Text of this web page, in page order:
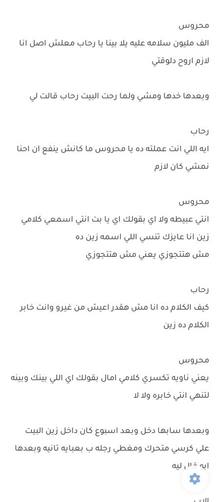
محروس
الف مليون سلامه عليه يلا بينا يا رحاب معلش اصل انا
لازم اروح دلوقتي
وبعدها خدها ومشي ولما رحت البيت رحاب قالت لي
رحاب
ايه اللي انت عملته ده يا محروس ما كانش ينفع ان احنا
نمشي كان لازم
محروس
انتي عبيطه ولا اي بقولك اي يا بت انتي اسمعي كلامي
زين انا عايزك تنسي اللي اسمه زين ده
مش هتتجوزي يعني مش هتتجوزي
رحاب
كيف الكلام ده انا مش هقدر اعيش من غيرو وانت خابر
الكلام ده زين
محروس
يعني ناويه تكسري كلامي امال بقولك اي اللي بينك وبينه
لتنهي انتي خابره ولا لا
وبعدها سابها دخل وبعد اسبوع كان داخل زين البيت
علي كرسي متحرك ومغطي رجله ب بعبايه تانيه وبعدها
ابو قال ليه